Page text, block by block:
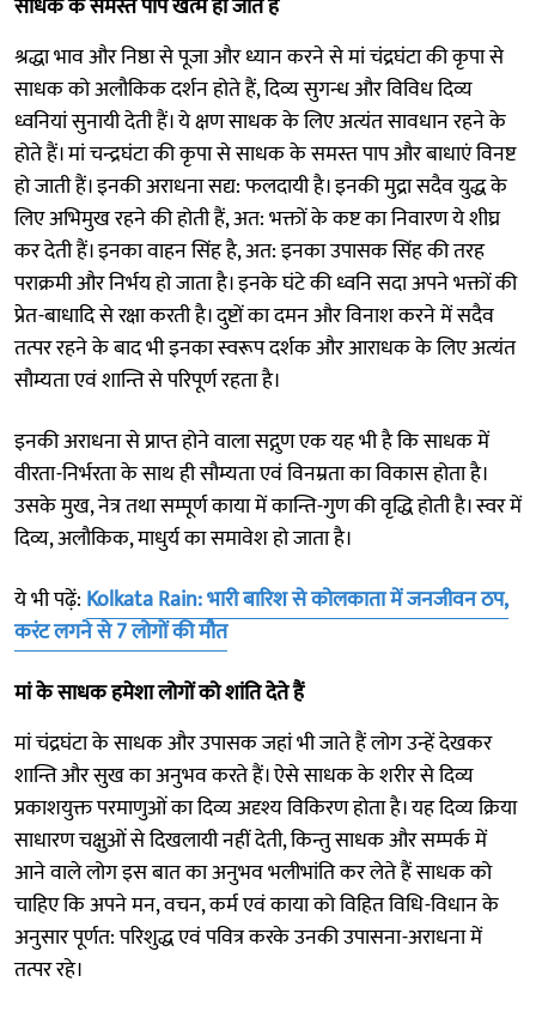
साधक के समस्त पाप खत्म हो जाते हैं
श्रद्धा भाव और निष्ठा से पूजा और ध्यान करने से मां चंद्रघंटा की कृपा से
साधक को अलौकिक दर्शन होते हैं, दिव्य सुगन्ध और विविध दिव्य
ध्वनियां सुनायी देती हैं। ये क्षण साधक के लिए अत्यंत सावधान रहने के
होते हैं। मां चन्द्रघंटा की कृपा से साधक के समस्त पाप और बाधाएं विनष्ट
हो जाती हैं। इनकी अराधना सद्य: फलदायी है। इनकी मुद्रा सदैव युद्ध के
लिए अभिमुख रहने की होती हैं, अत: भक्तों के कष्ट का निवारण ये शीघ्र
कर देती हैं। इनका वाहन सिंह है, अत: इनका उपासक सिंह की तरह
पराक्रमी और निर्भय हो जाता है। इनके घंटे की ध्वनि सदा अपने भक्तों की
प्रेत-बाधादि से रक्षा करती है। दुष्टों का दमन और विनाश करने में सदैव
तत्पर रहने के बाद भी इनका स्वरूप दर्शक और आराधक के लिए अत्यंत
सौम्यता एवं शान्ति से परिपूर्ण रहता है।
इनकी अराधना से प्राप्त होने वाला सद्गुण एक यह भी है कि साधक में
वीरता-निर्भरता के साथ ही सौम्यता एवं विनम्रता का विकास होता है।
उसके मुख, नेत्र तथा सम्पूर्ण काया में कान्ति-गुण की वृद्धि होती है। स्वर में
दिव्य, अलौकिक, माधुर्य का समावेश हो जाता है।
ये भी पढ़ें: Kolkata Rain: भारी बारिश से कोलकाता में जनजीवन ठप,
करंट लगने से 7 लोगों की मौत
मां के साधक हमेशा लोगों को शांति देते हैं
मां चंद्रघंटा के साधक और उपासक जहां भी जाते हैं लोग उन्हें देखकर
शान्ति और सुख का अनुभव करते हैं। ऐसे साधक के शरीर से दिव्य
प्रकाशयुक्त परमाणुओं का दिव्य अदृश्य विकिरण होता है। यह दिव्य क्रिया
साधारण चक्षुओं से दिखलायी नहीं देती, किन्तु साधक और सम्पर्क में
आने वाले लोग इस बात का अनुभव भलीभांति कर लेते हैं साधक को
चाहिए कि अपने मन, वचन, कर्म एवं काया को विहित विधि-विधान के
अनुसार पूर्णत: परिशुद्ध एवं पवित्र करके उनकी उपासना-अराधना में
तत्पर रहे।